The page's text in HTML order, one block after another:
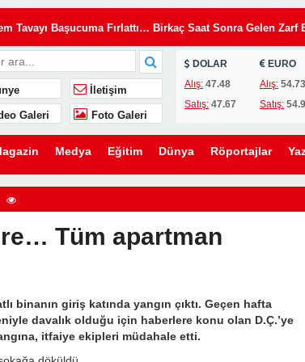
Tavayı Başucuma Fırlattı… Birkaç Saat Sonra Gelen
Kullanıyordu… Kilitleri Değiştirdim, Ama Asıl Sürprizi
Yıllardır Kızını Eleştiren Bir Annenin Hayatını Değiştirdi
Düğünümden Daha Önemli Gördü… Ama Eşimin Düğün
Kovduğunu Sandı… Ama O Evin Gerçek Sahibinin
Kaldırmak İstediler… Ama Bir Gencin Yaptığı Hareket O
Yıllardır Sakladığı Gerçek Ortaya Çıktı
İletişim
Galeri Foto Galeri
DOLAR
Alış: 47.48
Satış: 47.67
EURO
Alış:54.73
Satış:
Medya Eğitim Dünya Röportajlar
Tüm apartman
binanın giriş katında yangın çıktı. Geçen hafta
davalık olduğu için haberlere konu olan D.Ç.’ye
itfaiye ekipleri müdahale etti.